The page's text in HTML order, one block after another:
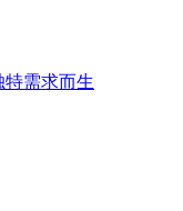
特需求而生